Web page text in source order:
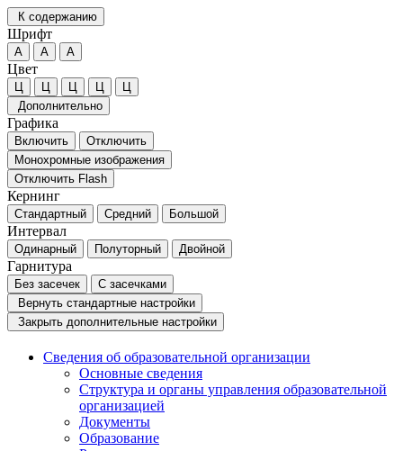
К содержанию
Шрифт
А А А
Цвет
Ц Ц Ц Ц
Ц
Дополнительно
Графика
Включить
Отключить
Монохромные изображения
Отключить Flash
Кернинг
Стандартный Средний Большой
Интервал
Одинарный Полуторный Двойной
Гарнитура
Без засечек
С засечками
Вернуть стандартные настройки
Закрыть дополнительные настройки
Сведения об образовательной организации
Основные сведения
Структура и органы управления образовательной
организацией
Документы
Образование